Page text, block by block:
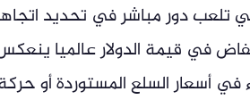
تلعب دور مباشر في تحديد
في قيمة الدولار عالميا
أسعار السلع المستوردة أو حركة